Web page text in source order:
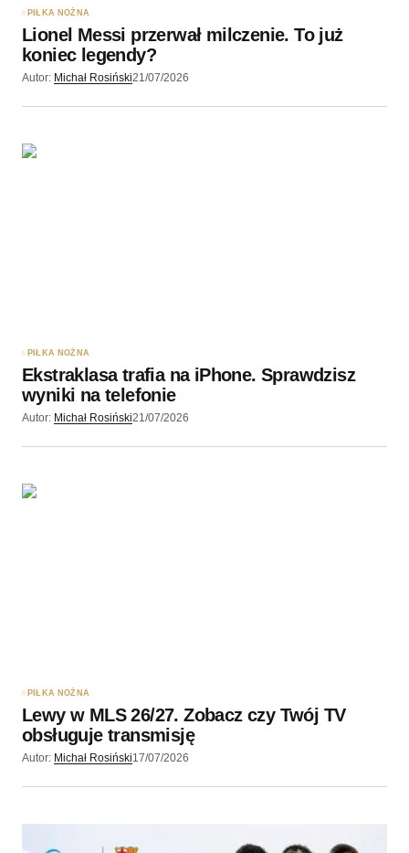
PIŁKA NOŻNA
Lionel Messi przerwał milczenie. To już
koniec legendy?
Autor: Michał Rosiński21/07/2026
PIŁKA NOŻNA
Ekstraklasa trafia na iPhone. Sprawdzisz
wyniki na telefonie
Autor: Michał Rosiński21/07/2026
PIŁKA NOŻNA
Lewy w MLS 26/27. Zobacz czy Twój TV
obsługuje transmisję
Autor: Michał Rosiński17/07/2026